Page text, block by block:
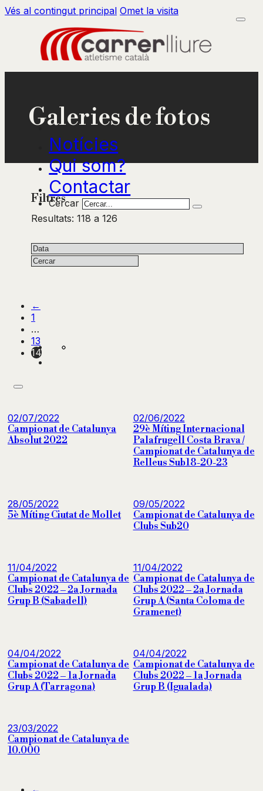
Vés al contingut principal Omet la visita
Notícies
Qui som?
Contactar
Cercar
Galeries de fotos
Filtres
Resultats: 118 a 126
←
1
…
13
14
02/07/2022
Campionat de Catalunya
Absolut 2022
02/06/2022
29è Míting Internacional
Palafrugell Costa Brava /
Campionat de Catalunya de
Relleus Sub18-20-23
28/05/2022
5è Míting Ciutat de Mollet
09/05/2022
Campionat de Catalunya de
Clubs Sub20
11/04/2022
Campionat de Catalunya de
Clubs 2022 – 2a Jornada
Grup B (Sabadell)
11/04/2022
Campionat de Catalunya de
Clubs 2022 – 2a Jornada
Grup A (Santa Coloma de
Gramenet)
04/04/2022
Campionat de Catalunya de
Clubs 2022 – 1a Jornada
Grup A (Tarragona)
04/04/2022
Campionat de Catalunya de
Clubs 2022 – 1a Jornada
Grup B (Igualada)
23/03/2022
Campionat de Catalunya de
10.000